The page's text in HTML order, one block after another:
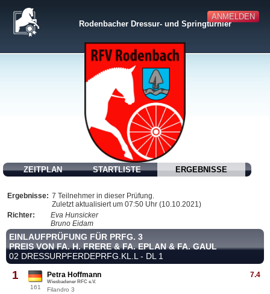
ANMELDEN
Rodenbacher Dressur- und Springturnier
ZEITPLAN STARTLISTE ERGEBNISSE
Ergebnisse: 7 Teilnehmer in dieser Prüfung.
Zuletzt aktualisiert um 07:50 Uhr (10.10.2021)
Richter:
Eva Hunsicker
Bruno Eidam
EINLAUFPRÜFUNG FÜR PRFG. 3
PREIS VON FA. H. FRERE & FA. EPLAN & FA. GAUL
02 DRESSURPFERDEPRFG.KL.L - DL 1
1
161
7.4
Petra Hoffmann
Wiesbadener RFC e.V.
Filandro 3